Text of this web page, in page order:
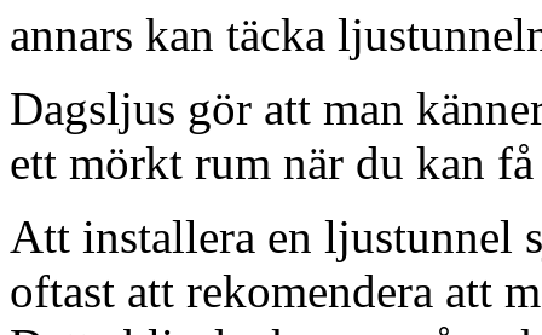
annars kan täcka
Dagsljus gör att man
ett mörkt rum när du kan
Att installera en ljustunnel
oftast att rekomendera att